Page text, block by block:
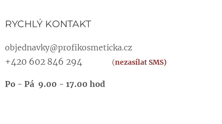
RYCHLÝ KONTAKT
objednavky@profikosmeticka.cz
+420 602 846 294 (nezasílat SMS)
Po - Pá 9.00 - 17.00 hod